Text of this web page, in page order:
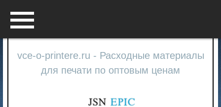
vce-o-printere.ru - Расходные материалы
для печати по оптовым ценам